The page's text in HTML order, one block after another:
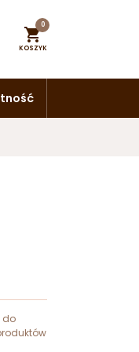

0
KOSZYK
do